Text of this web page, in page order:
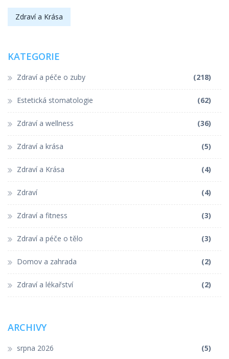
Zdraví a Krása
KATEGORIE
Zdraví a péče o zuby (218)
Estetická stomatologie (62)
Zdraví a wellness (36)
Zdraví a krása (5)
Zdraví a Krása (4)
Zdraví (4)
Zdraví a fitness (3)
Zdraví a péče o tělo (3)
Domov a zahrada (2)
Zdraví a lékařství (2)
ARCHIVY
srpna 2026 (5)